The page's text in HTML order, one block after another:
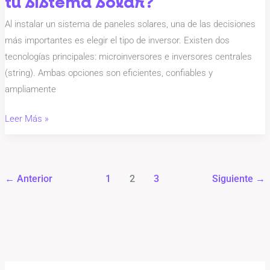
tu sistema solar?
Al instalar un sistema de paneles solares, una de las decisiones
más importantes es elegir el tipo de inversor. Existen dos
tecnologías principales: microinversores e inversores centrales
(string). Ambas opciones son eficientes, confiables y
ampliamente
Leer Más »
← Anterior 1 2 3 Siguiente →